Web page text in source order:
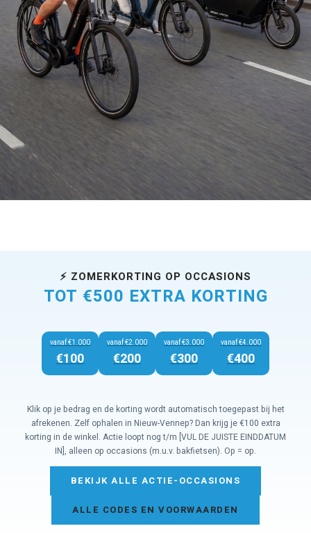
⚡ ZOMERKORTING OP OCCASIONS
TOT €500 EXTRA KORTING
vanaf €1.000
€100
vanaf €2.000
€200
vanaf €3.000
€300
vanaf €4.000
€400
Klik op je bedrag en de korting wordt automatisch toegepast bij het
afrekenen. Zelf ophalen in Nieuw-Vennep? Dan krijg je €100 extra
korting in de winkel. Actie loopt nog t/m [VUL DE JUISTE EINDDATUM
IN], alleen op occasions (m.u.v. bakfietsen). Op = op.
BEKIJK ALLE ACTIE-OCCASIONS
ALLE CODES EN VOORWAARDEN